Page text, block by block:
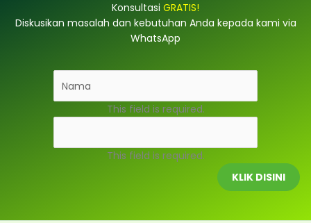
Konsultasi GRATIS!
Diskusikan masalah dan kebutuhan Anda kepada kami via
WhatsApp
This field is required.
This field is required.
KLIK DISINI